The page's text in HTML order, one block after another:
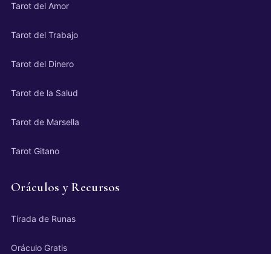
Tarot del Amor
Tarot del Trabajo
Tarot del Dinero
Tarot de la Salud
Tarot de Marsella
Tarot Gitano
Oráculos y Recursos
Tirada de Runas
Oráculo Gratis